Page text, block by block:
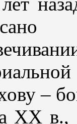
–
XX в.,